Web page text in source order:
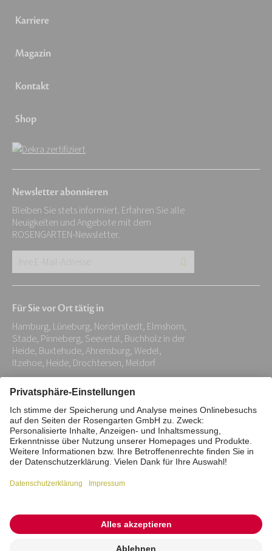
Karriere
Magazin
Kontakt
Shop
Newsletter abonnieren
Bleiben Sie stets informiert. Erfahren Sie alle
Neuigkeiten und Angebote mit dem
ROSENGARTEN-Newsletter.
Adresse:
*
Für Sie vor Ort tätig in
Hamburg, Lüneburg, Norderstedt, Elmshorn,
Stade, Pinneberg, Seevetal, Buchholz in der
Heide, Buxtehude, Ahrensburg, Wedel,
Itzehoe, Heide, Drochtersen, Meldorf
Impressum Datenschutz
Stiftung
Interne Meldestelle
Zahlungsmittel
Barrierefreiheitserklärung
Vertrag widerrufen